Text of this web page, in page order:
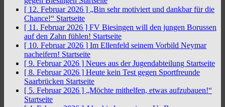
[ 12. Februar 2026 ] „Bin sehr motiviert und dankbar für die
Chance!“ Startseite
[ 11. Februar 2026 ] FV Biesingen will den jungen Borussen
auf den Zahn fühlen! Startseite
[ 10. Februar 2026 ] Im Ellenfeld seinem Vorbild Neymar
nacheifern! Startseite
[ 9. Februar 2026 ] Neues aus der Jugendabteilung Startseite
[ 8. Februar 2026 ] Heute kein Test gegen Sportfreunde
Saarbrücken Startseite
[ 5. Februar 2026 ] „Möchte mithelfen, etwas aufzubauen!“
Startseite